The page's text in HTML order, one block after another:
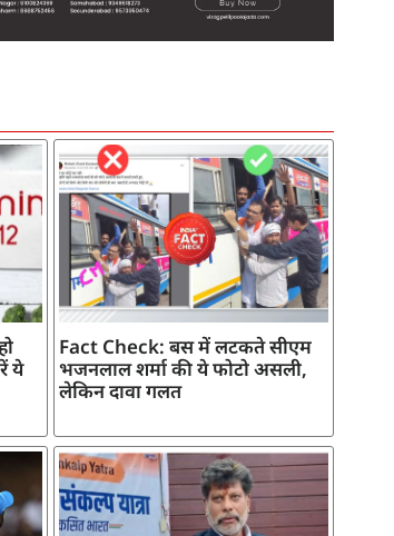
ये
Fact Check: बस में लटकते सीएम
भजनलाल शर्मा की ये फोटो असली,
लेकिन दावा गलत